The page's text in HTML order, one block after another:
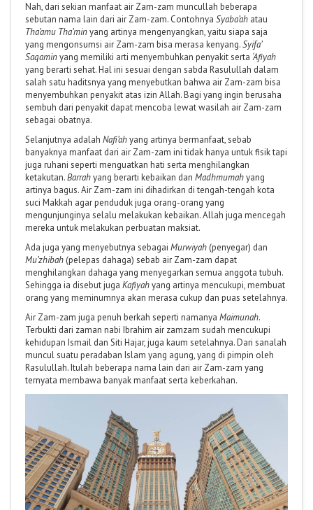
Nah, dari sekian manfaat air Zam-zam muncullah beberapa
sebutan nama lain dari air Zam-zam. Contohnya Syaba’ah atau
Tha’amu Tha’minyang artinya mengenyangkan, yaitu siapa saja
yang mengonsumsi air Zam-zam bisa merasa kenyang.Syifa’
Saqaminyang memiliki arti menyembuhkan penyakit serta ‘Afiyah
yang berarti sehat. Hal ini sesuai dengan sabda Rasulullah dalam
salah satu haditsnya yang menyebutkan bahwa air Zam-zam bisa
menyembuhkan penyakit atas izin Allah. Bagi yang ingin berusaha
sembuh dari penyakit dapat mencoba lewat wasilah air Zam-zam
sebagai obatnya.
Selanjutnya adalah Nafi’ahyang artinya bermanfaat, sebab
banyaknya manfaat dari air Zam-zam ini tidak hanya untuk fisik tapi
juga ruhani seperti menguatkan hati serta menghilangkan
ketakutan.Barrahyang berarti kebaikan dan Madhmumahyang
artinya bagus. Air Zam-zam ini dihadirkan di tengah-tengah kota
suci Makkah agar penduduk juga orang-orang yang
mengunjunginya selalu melakukan kebaikan. Allah juga mencegah
mereka untuk melakukan perbuatan maksiat.
Ada juga yang menyebutnya sebagai Murwiyah (penyegar) dan
Mu’zhibah (pelepas dahaga) sebab air Zam-zam dapat
menghilangkan dahaga yang menyegarkan semua anggota tubuh.
Sehingga ia disebut juga Kafiyahyang artinya mencukupi, membuat
orang yang meminumnya akan merasa cukup dan puas setelahnya.
Air Zam-zam juga penuh berkah seperti namanya Maimunah.
Terbukti dari zaman nabi Ibrahim air zamzam sudah mencukupi
kehidupan Ismail dan Siti Hajar, juga kaum setelahnya. Dari sanalah
muncul suatu peradaban Islam yang agung, yang di pimpin oleh
Rasulullah. Itulah beberapa nama lain dari air Zam-zam yang
ternyata membawa banyak manfaat serta keberkahan.